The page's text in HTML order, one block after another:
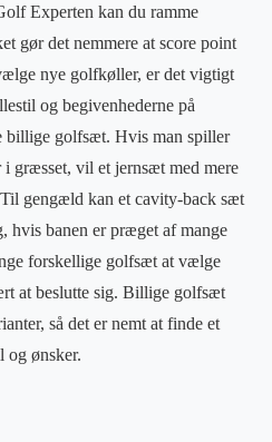
Experten kan du ramme
gør det nemmere at score point
nye golfkøller, er det vigtigt
og begivenhederne på
billige golfsæt. Hvis man spiller
i græsset, vil et jernsæt med mere
gengæld kan et cavity-back sæt
hvis banen er præget af mange
forskellige golfsæt at vælge
at beslutte sig. Billige golfsæt
så det er nemt at finde et
og ønsker.